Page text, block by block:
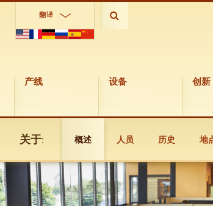
翻译
产线 设备 创新
关于: 概述 人员 历史 地